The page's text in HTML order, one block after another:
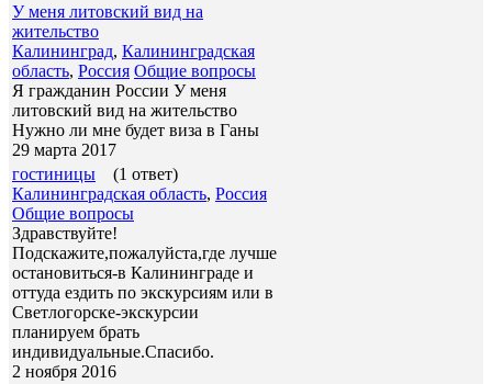
У меня литовский вид на
жительство
Калининград, Калининградская
область, Россия Общие вопросы
Я гражданин России У меня
литовский вид на жительство
Нужно ли мне будет виза в Ганы
29 марта 2017
гостиницы
(1 ответ)
Калининградская область, Россия
Общие вопросы
Здравствуйте!
Подскажите,пожалуйста,где лучше
остановиться-в Калининграде и
оттуда ездить по экскурсиям или в
Светлогорске-экскурсии
планируем брать
индивидуальные.Спасибо.
2 ноября 2016